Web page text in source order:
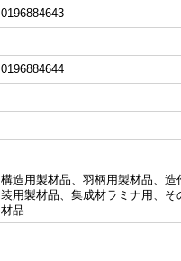
0196884643
0196884644
構造用製材品、羽柄用製材品、造
装用製材品、集成材ラミナ用、そ
材品